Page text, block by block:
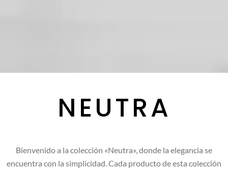
NEUTRA
Bienvenido a la colección «Neutra», donde la elegancia se
encuentra con la simplicidad. Cada producto de esta colección